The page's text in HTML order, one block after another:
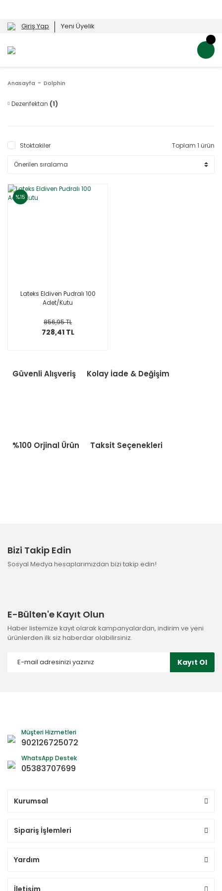
Giriş Yap Yeni Üyelik
Anasayfa Dolphin
Dezenfektan (1)
Stoktakiler Toplam 1 ürün
%15
Lateks Eldiven Pudralı 100
Adet/Kutu
856,95 TL
728,41 TL
Güvenli Alışveriş Kolay İade & Değişim
%100 Orjinal Ürün Taksit Seçenekleri
Bizi Takip Edin
Sosyal Medya hesaplarımızdan bizi takip edin!
E-Bülten'e Kayıt Olun
Haber listemize kayıt olarak kampanyalardan, indirim ve yeni
ürünlerden ilk siz haberdar olabilirsiniz.
Kayıt Ol
Müşteri Hizmetleri
902126725072
WhatsApp Destek
05383707699
Kurumsal
Sipariş İşlemleri
Yardım
İletişim